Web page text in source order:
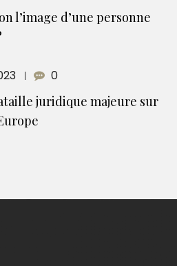
l’image d’une personne
0
juridique majeure sur